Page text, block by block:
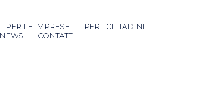
PER LE IMPRESE
PER I CITTADINI
NEWS CONTATTI